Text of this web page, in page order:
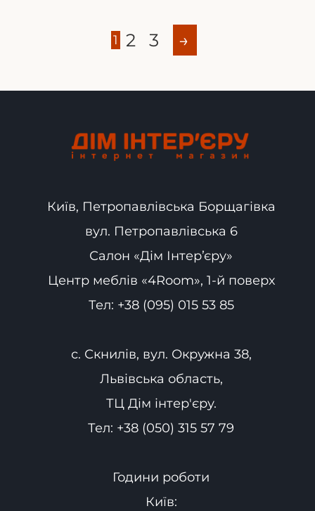
1 2 3 →
Київ, Петропавлівська Борщагівка
вул. Петропавлівська 6
Салон «Дім Інтер’єру»
Центр меблів «4Room», 1-й поверх
Тел: +38 (095) 015 53 85
с. Скнилів, вул. Окружна 38,
Львівська область,
ТЦ Дім інтер'єру.
Тел: +38 (050) 315 57 79
Години роботи
Київ: